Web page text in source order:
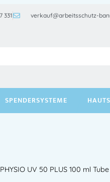
331 verkauf@arbeitsschutz-
SPENDERSYSTEME
UV 50 PLUS 100 ml